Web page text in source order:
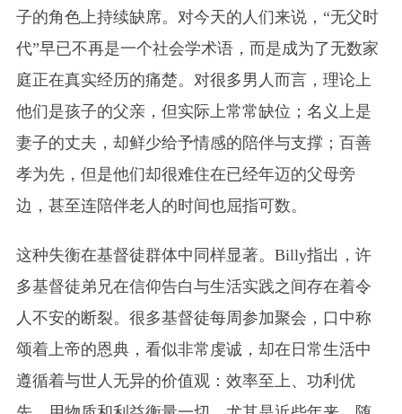
子的角色上持续缺席。对今天的人们来说，“无父时
代”早已不再是一个社会学术语，而是成为了无数家
庭正在真实经历的痛楚。对很多男人而言，理论上
他们是孩子的父亲，但实际上常常缺位；名义上是
妻子的丈夫，却鲜少给予情感的陪伴与支撑；百善
孝为先，但是他们却很难住在已经年迈的父母旁
边，甚至连陪伴老人的时间也屈指可数。
这种失衡在基督徒群体中同样显著。Billy指出，许
多基督徒弟兄在信仰告白与生活实践之间存在着令
人不安的断裂。很多基督徒每周参加聚会，口中称
颂着上帝的恩典，看似非常虔诚，却在日常生活中
遵循着与世人无异的价值观：效率至上、功利优